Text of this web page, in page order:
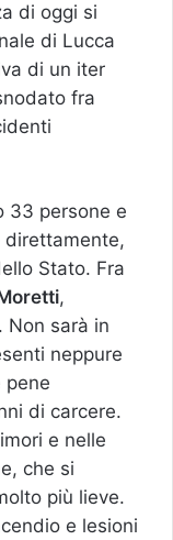
di oggi si
di Lucca
di un iter
fra
33 persone e
Stato. Fra
,
Non sarà in
neppure
pene
di carcere.
e nelle
che si
più lieve.
e lesioni